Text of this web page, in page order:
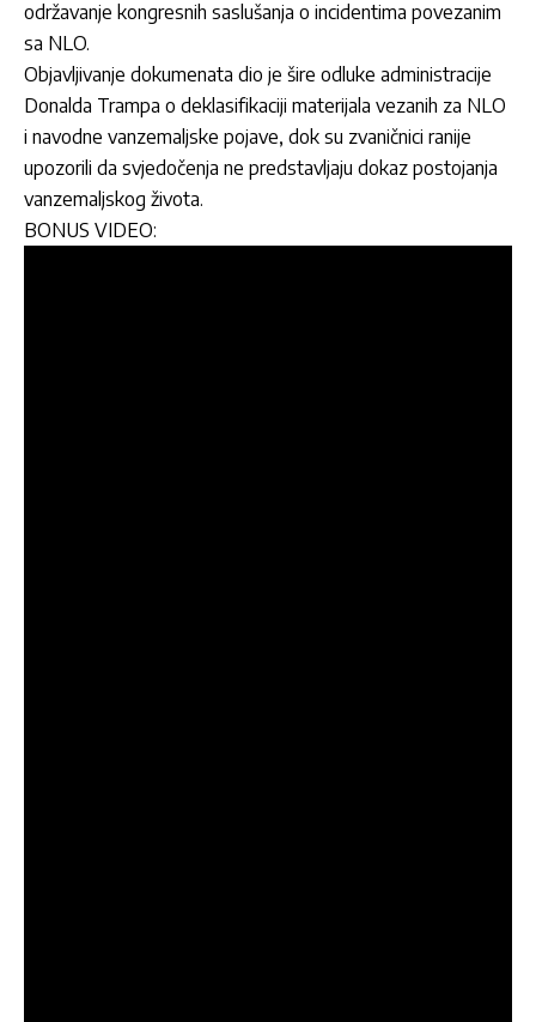
održavanje kongresnih saslušanja o incidentima povezanim
sa NLO.
Objavljivanje dokumenata dio je šire odluke administracije
Donalda Trampa o deklasifikaciji materijala vezanih za NLO
i navodne vanzemaljske pojave, dok su zvaničnici ranije
upozorili da svjedočenja ne predstavljaju dokaz postojanja
vanzemaljskog života.
BONUS VIDEO: